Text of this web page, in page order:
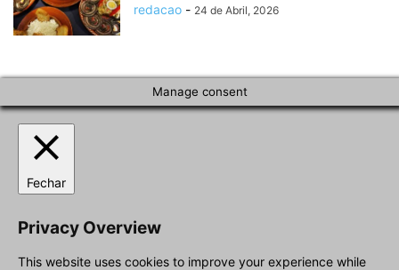
redacao - 24 de Abril, 2026
Manage consent
Fechar
Privacy Overview
This website uses cookies to improve your experience while